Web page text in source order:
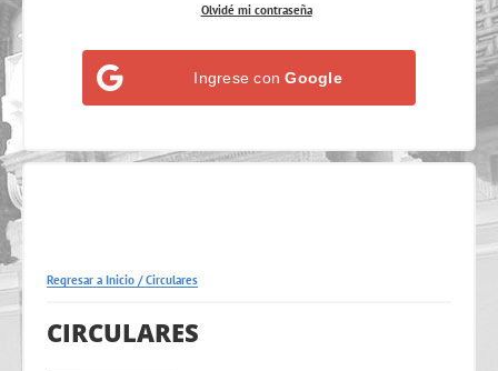
Olvidé mi contraseña
Ingrese conGoogle
Regresar a Inicio /Circulares
CIRCULARES